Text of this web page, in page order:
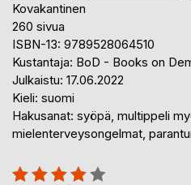
Kovakantinen
260 sivua
ISBN-13: 9789528064510
Kustantaja: BoD - Books on
Julkaistu: 17.06.2022
Kieli: suomi
Hakusanat: syöpä, multippeli
mielenterveysongelmat,
Arvostelu::